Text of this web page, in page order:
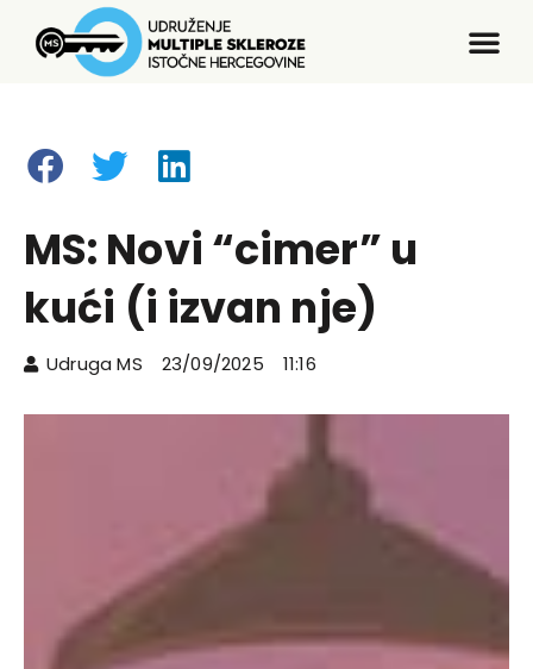
MS: Novi “cimer” u
kući (i izvan nje)
Udruga MS 23/09/2025 11:16